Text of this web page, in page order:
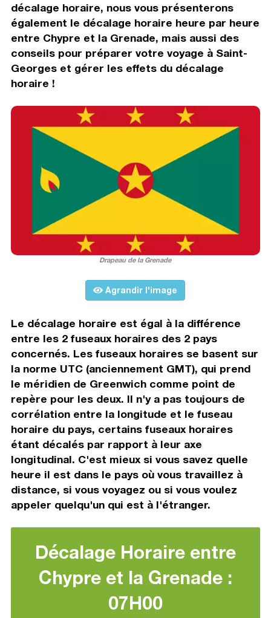
décalage horaire, nous vous présenterons
également le décalage horaire heure par heure
entre Chypre et la Grenade, mais aussi des
conseils pour préparer votre voyage à Saint-
Georges et gérer les effets du décalage
horaire !
Drapeau de la Grenade
Agrandir l'image
Le décalage horaire est égal à la différence
entre les 2 fuseaux horaires des 2 pays
concernés. Les fuseaux horaires se basent sur
la norme UTC (anciennement GMT), qui prend
le méridien de Greenwich comme point de
repère pour les deux. Il n'y a pas toujours de
corrélation entre la longitude et le fuseau
horaire du pays, certains fuseaux horaires
étant décalés par rapport à leur axe
longitudinal. C'est mieux si vous savez quelle
heure il est dans le pays où vous travaillez à
distance, si vous voyagez ou si vous voulez
appeler quelqu'un qui est à l'étranger.
Décalage Horaire entre
Chypre et la Grenade :
07H00